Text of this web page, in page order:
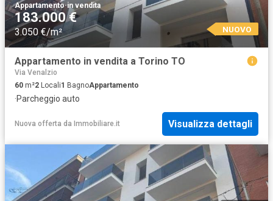
Appartamento·in vendita
183.000 €
3.050 €/m² NUOVO
Appartamento in vendita a Torino TO
Via Venalzio
60 m²2 Locali1 BagnoAppartamento
·Parcheggio auto
Nuova offerta da Immobiliare.it Visualizza dettagli